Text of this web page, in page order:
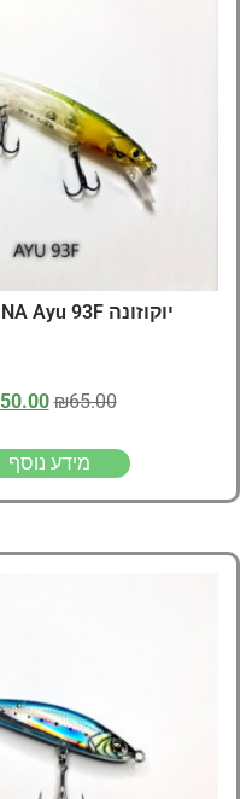
יוקוזונה YOKOZUNA Ayu 93F
₪65.00
50.00
מידע נוסף